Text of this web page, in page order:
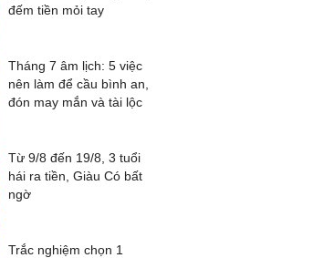
đếm tiền mỏi tay
Tháng 7 âm lịch: 5 việc
nên làm để cầu bình an,
đón may mắn và tài lộc
Từ 9/8 đến 19/8, 3 tuổi
hái ra tiền, Giàu Có bất
ngờ
Trắc nghiệm chọn 1